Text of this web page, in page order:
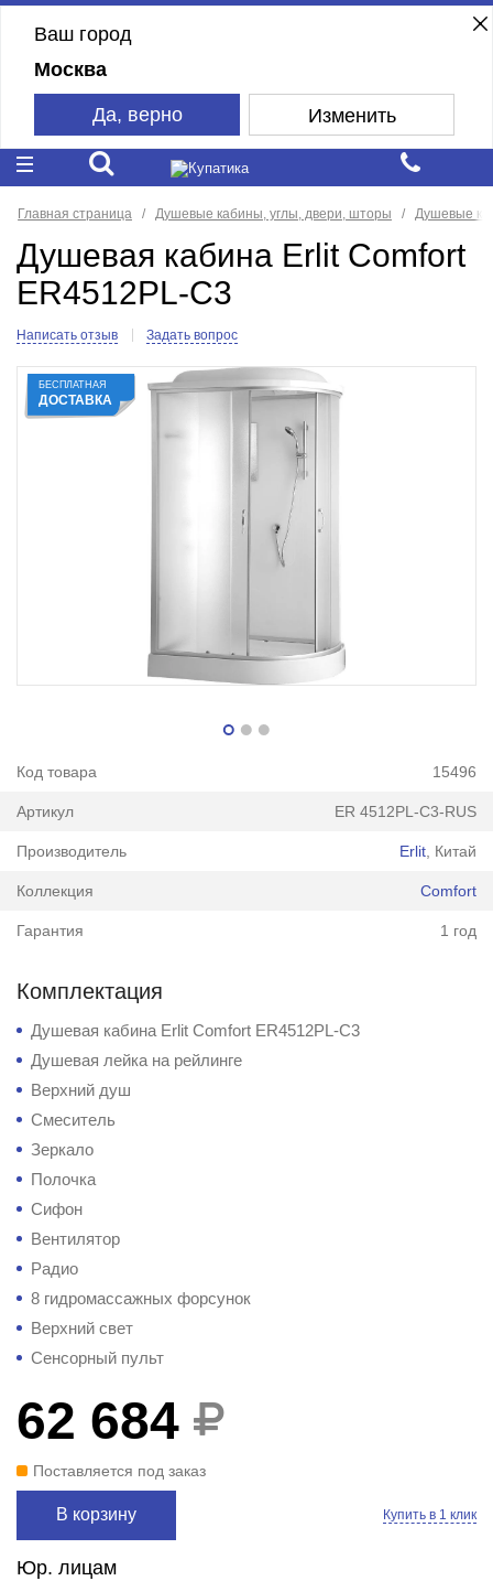
Ваш город
Москва
Да, верно Изменить
Главная страница Душевые кабины, углы, двери, шторы Душевые
Душевая кабина Erlit Comfort
ER4512PL-C3
Написать отзыв Задать вопрос
БЕСПЛАТНАЯ
ДОСТАВКА
Код товара 15496
Артикул ER 4512PL-C3-RUS
Производитель Erlit , Китай
Коллекция Comfort
Гарантия 1 год
Комплектация
Душевая кабина Erlit Comfort ER4512PL-C3
Душевая лейка на рейлинге
Верхний душ
Смеситель
Зеркало
Полочка
Сифон
Вентилятор
Радио
8 гидромассажных форсунок
Верхний свет
Сенсорный пульт
62 684
Поставляется под заказ
В корзину Купить в 1 клик
Юр. лицам